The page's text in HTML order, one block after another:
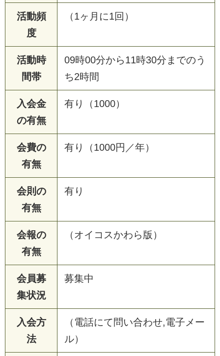
活動頻
度
（1ヶ月に1回）
活動時
間帯
09時00分から11時30分までのう
ち2時間
入会金
の有無
有り（1000）
会費の
有無
有り（1000円／年）
会則の
有無
有り
会報の
有無
（オイコスかわら版）
会員募
集状況
募集中
入会方
法
（電話にて問い合わせ,電子メー
ル）